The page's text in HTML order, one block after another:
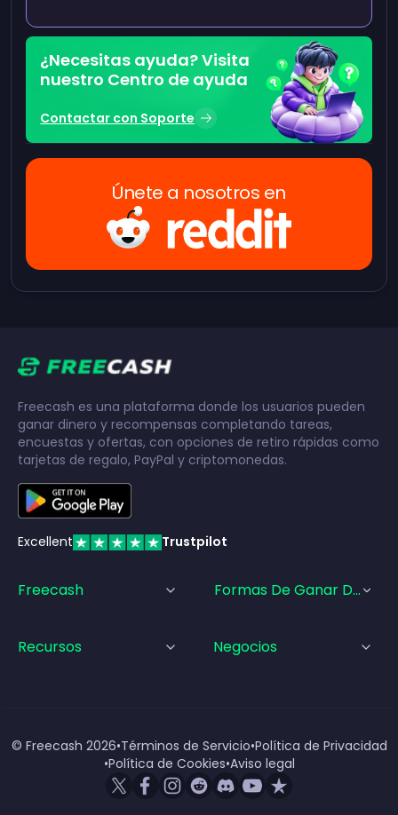
¿Necesitas ayuda? Visita
nuestro Centro de ayuda
Contactar con Soporte
Únete a nosotros en
Freecash es una plataforma donde los usuarios pueden
ganar dinero y recompensas completando tareas,
encuestas y ofertas, con opciones de retiro rápidas como
tarjetas de regalo, PayPal y criptomonedas.
Excellent Trustpilot
Freecash Formas De Ganar Dinero
Recursos Negocios
© Freecash 2026•Términos de Servicio•Política de Privacidad
•Política de Cookies•Aviso legal